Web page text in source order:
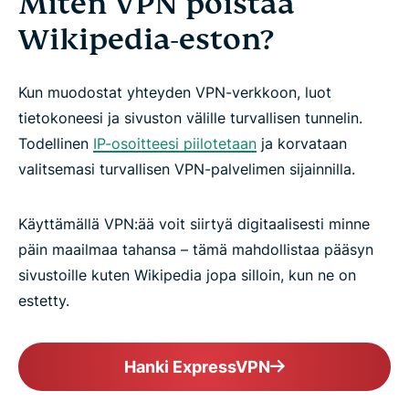
Wikipedia-eston?
Kun muodostat yhteyden VPN-verkkoon, luot
tietokoneesi ja sivuston välille turvallisen tunnelin.
Todellinen IP-osoitteesi piilotetaan ja korvataan
valitsemasi turvallisen VPN-palvelimen sijainnilla.
Käyttämällä VPN:ää voit siirtyä digitaalisesti minne
päin maailmaa tahansa – tämä mahdollistaa pääsyn
sivustoille kuten Wikipedia jopa silloin, kun ne on
estetty.
Hanki ExpressVPN